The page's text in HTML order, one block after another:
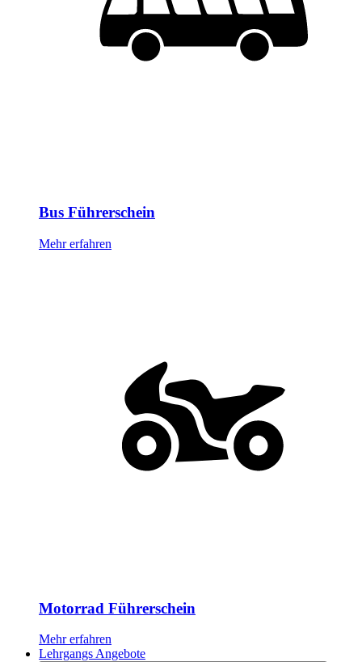
Bus Führerschein
Mehr erfahren
Motorrad Führerschein
Mehr erfahren
Lehrgangs Angebote